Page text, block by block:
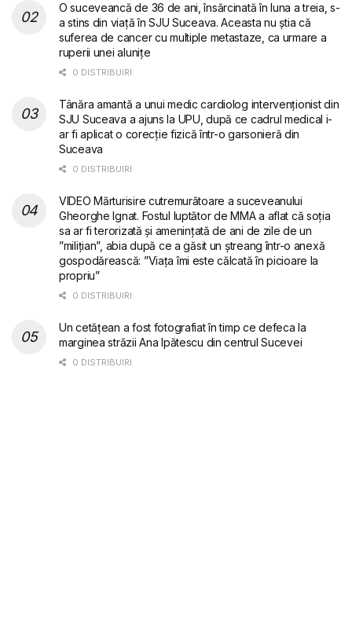
O suceveancă de 36 de ani, însărcinată în luna a treia, s-
a stins din viață în SJU Suceava. Aceasta nu știa că
suferea de cancer cu multiple metastaze, ca urmare a
ruperii unei alunițe
0 DISTRIBUIRI
Tânăra amantă a unui medic cardiolog intervenționist din
SJU Suceava a ajuns la UPU, după ce cadrul medical i-
ar fi aplicat o corecție fizică într-o garsonieră din
Suceava
0 DISTRIBUIRI
VIDEO Mărturisire cutremurătoare a suceveanului
Gheorghe Ignat. Fostul luptător de MMA a aflat că soția
sa ar fi terorizată și amenințată de ani de zile de un
”milițian”, abia după ce a găsit un ștreang într-o anexă
gospodărească: ”Viața îmi este călcată în picioare la
propriu”
0 DISTRIBUIRI
Un cetățean a fost fotografiat în timp ce defeca la
marginea străzii Ana Ipătescu din centrul Sucevei
0 DISTRIBUIRI